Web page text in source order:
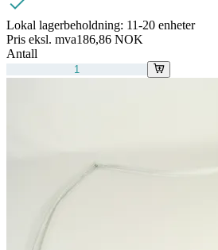
Lokal lagerbeholdning: 11-20 enheter
Pris eksl. mva186,86 NOK
Antall